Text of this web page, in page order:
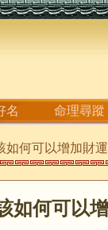
名 命理尋蹤
如何可以增加財運
如何可以